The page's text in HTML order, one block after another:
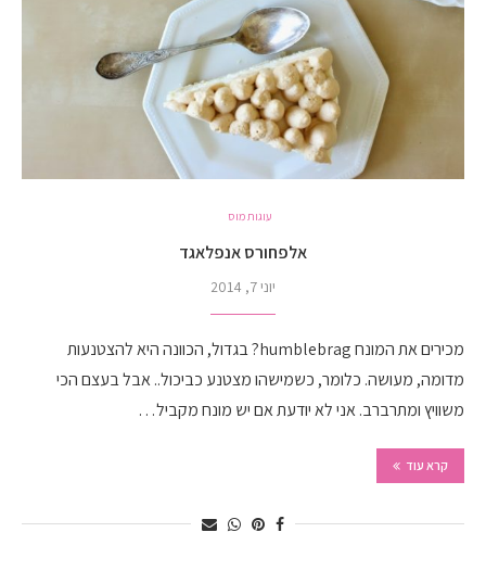
עוגות מוס
אלפחורס אנפלאגד
יוני 7, 2014
מכירים את המונח humblebrag? בגדול, הכוונה היא להצטנעות
מדומה, מעושה. כלומר, כשמישהו מצטנע כביכול.. אבל בעצם הכי
משוויץ ומתרברב. אני לא יודעת אם יש מונח מקביל…
קרא עוד